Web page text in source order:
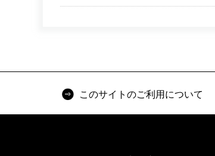
このサイトのご利用について